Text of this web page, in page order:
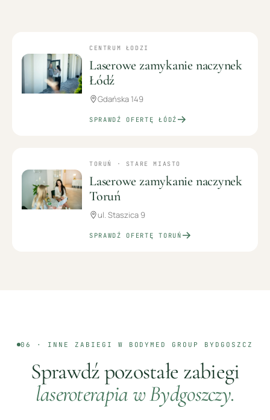
CENTRUM ŁODZI
Laserowe zamykanie naczynek
Łódź
Gdańska 149
SPRAWDŹ OFERTĘŁÓDŹ
TORUŃ · STARE MIASTO
Laserowe zamykanie naczynek
Toruń
ul. Staszica 9
SPRAWDŹ OFERTĘTORUŃ
06 · INNE ZABIEGI W BODYMED GROUP BYDGOSZCZ
Sprawdź pozostałe zabiegi
laseroterapia wBydgoszczy.